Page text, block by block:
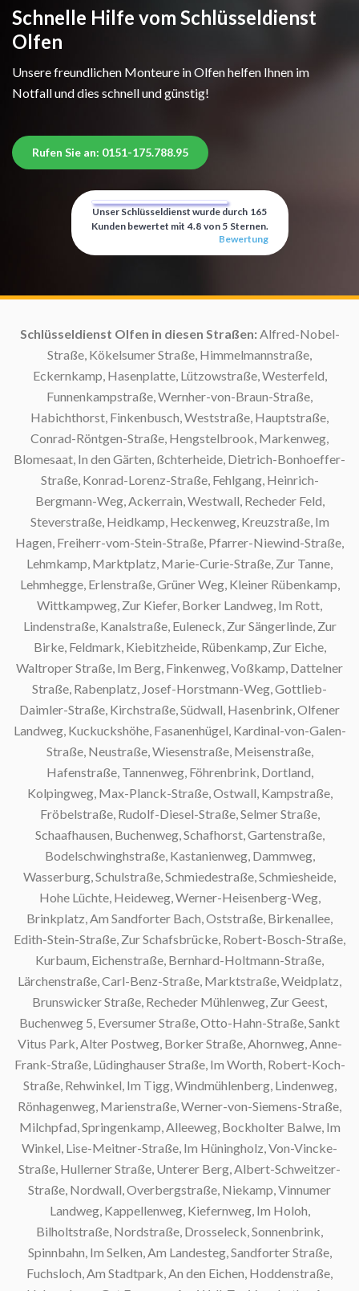
Schnelle Hilfe vom Schlüsseldienst
Olfen
Unsere freundlichen Monteure in Olfen helfen Ihnen im
Notfall und dies schnell und günstig!
Rufen Sie an: 0151-175.788.95
Unser Schlüsseldienst wurde durch 165
Kunden bewertet mit 4.8 von 5 Sternen.
Bewertung
Schlüsseldienst Olfen in diesen Straßen:Alfred-Nobel-
Straße, Kökelsumer Straße, Himmelmannstraße,
Eckernkamp, Hasenplatte, Lützowstraße, Westerfeld,
Funnenkampstraße, Wernher-von-Braun-Straße,
Habichthorst, Finkenbusch, Weststraße, Hauptstraße,
Conrad-Röntgen-Straße, Hengstelbrook, Markenweg,
Blomesaat, In den Gärten, ßchterheide, Dietrich-Bonhoeffer-
Straße, Konrad-Lorenz-Straße, Fehlgang, Heinrich-
Bergmann-Weg, Ackerrain, Westwall, Recheder Feld,
Steverstraße, Heidkamp, Heckenweg, Kreuzstraße, Im
Hagen, Freiherr-vom-Stein-Straße, Pfarrer-Niewind-Straße,
Lehmkamp, Marktplatz, Marie-Curie-Straße, Zur Tanne,
Lehmhegge, Erlenstraße, Grüner Weg, Kleiner Rübenkamp,
Wittkampweg, Zur Kiefer, Borker Landweg, Im Rott,
Lindenstraße, Kanalstraße, Euleneck, Zur Sängerlinde, Zur
Birke, Feldmark, Kiebitzheide, Rübenkamp, Zur Eiche,
Waltroper Straße, Im Berg, Finkenweg, Voßkamp, Dattelner
Straße, Rabenplatz, Josef-Horstmann-Weg, Gottlieb-
Daimler-Straße, Kirchstraße, Südwall, Hasenbrink, Olfener
Landweg, Kuckuckshöhe, Fasanenhügel, Kardinal-von-Galen-
Straße, Neustraße, Wiesenstraße, Meisenstraße,
Hafenstraße, Tannenweg, Föhrenbrink, Dortland,
Kolpingweg, Max-Planck-Straße, Ostwall, Kampstraße,
Fröbelstraße, Rudolf-Diesel-Straße, Selmer Straße,
Schaafhausen, Buchenweg, Schafhorst, Gartenstraße,
Bodelschwinghstraße, Kastanienweg, Dammweg,
Wasserburg, Schulstraße, Schmiedestraße, Schmiesheide,
Hohe Lüchte, Heideweg, Werner-Heisenberg-Weg,
Brinkplatz, Am Sandforter Bach, Oststraße, Birkenallee,
Edith-Stein-Straße, Zur Schafsbrücke, Robert-Bosch-Straße,
Kurbaum, Eichenstraße, Bernhard-Holtmann-Straße,
Lärchenstraße, Carl-Benz-Straße, Marktstraße, Weidplatz,
Brunswicker Straße, Recheder Mühlenweg, Zur Geest,
Buchenweg 5, Eversumer Straße, Otto-Hahn-Straße, Sankt
Vitus Park, Alter Postweg, Borker Straße, Ahornweg, Anne-
Frank-Straße, Lüdinghauser Straße, Im Worth, Robert-Koch-
Straße, Rehwinkel, Im Tigg, Windmühlenberg, Lindenweg,
Rönhagenweg, Marienstraße, Werner-von-Siemens-Straße,
Milchpfad, Springenkamp, Alleeweg, Bockholter Balwe, Im
Winkel, Lise-Meitner-Straße, Im Hüningholz, Von-Vincke-
Straße, Hullerner Straße, Unterer Berg, Albert-Schweitzer-
Straße, Nordwall, Overbergstraße, Niekamp, Vinnumer
Landweg, Kappellenweg, Kiefernweg, Im Holoh,
Bilholtstraße, Nordstraße, Drosseleck, Sonnenbrink,
Spinnbahn, Im Selken, Am Landesteg, Sandforter Straße,
Fuchsloch, Am Stadtpark, An den Eichen, Hoddenstraße,